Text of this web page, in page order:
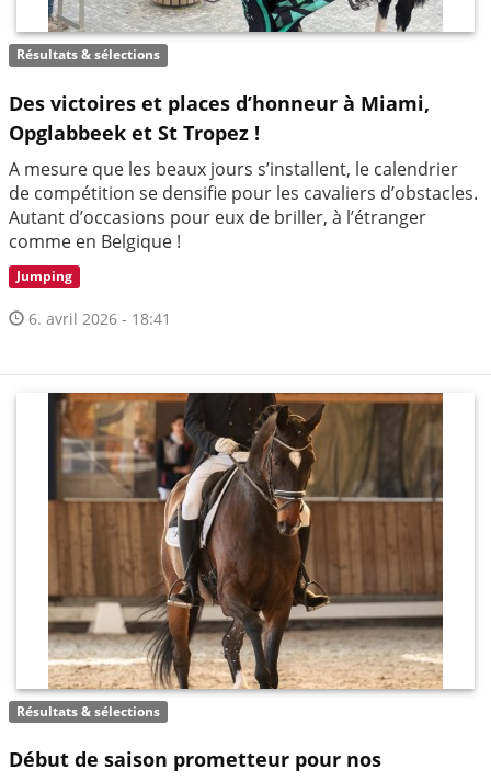
Résultats & sélections
Des victoires et places d’honneur à Miami,
Opglabbeek et St Tropez !
A mesure que les beaux jours s’installent, le calendrier
de compétition se densifie pour les cavaliers d’obstacles.
Autant d’occasions pour eux de briller, à l’étranger
comme en Belgique !
Jumping
6. avril 2026 - 18:41
Résultats & sélections
Début de saison prometteur pour nos